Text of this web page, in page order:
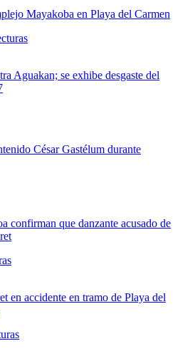
Mayakoba en Playa del Carmen
Aguakan; se exhibe desgaste del
César Gastélum durante
confirman que danzante acusado de
en accidente en tramo de Playa del